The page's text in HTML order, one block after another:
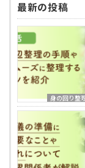
最新の投稿
身の回り整